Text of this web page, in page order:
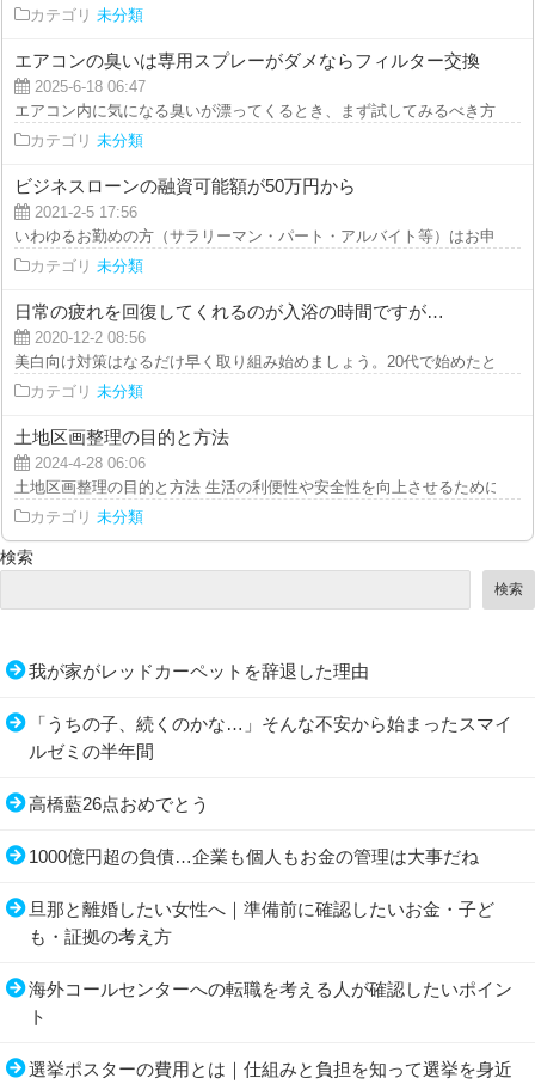
カテゴリ 未分類
エアコンの臭いは専用スプレーがダメならフィルター交換
2025-6-18 06:47
エアコン内に気になる臭いが漂ってくるとき、まず試してみるべき方法が
カテゴリ 未分類
ビジネスローンの融資可能額が50万円から
2021-2-5 17:56
いわゆるお勤めの方（サラリーマン・パート・アルバイト等）はお申込み
カテゴリ 未分類
日常の疲れを回復してくれるのが入浴の時間ですが…
2020-12-2 08:56
美白向け対策はなるだけ早く取り組み始めましょう。20代で始めたとして
カテゴリ 未分類
土地区画整理の目的と方法
2024-4-28 06:06
土地区画整理の目的と方法 生活の利便性や安全性を向上させるために、
カテゴリ 未分類
検索
検索
我が家がレッドカーペットを辞退した理由
「うちの子、続くのかな…」そんな不安から始まったスマイ
ルゼミの半年間
高橋藍26点おめでとう
1000億円超の負債…企業も個人もお金の管理は大事だね
旦那と離婚したい女性へ｜準備前に確認したいお金・子ど
も・証拠の考え方
海外コールセンターへの転職を考える人が確認したいポイン
ト
選挙ポスターの費用とは｜仕組みと負担を知って選挙を身近